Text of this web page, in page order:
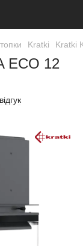
Kratki Kratki
ECO 12